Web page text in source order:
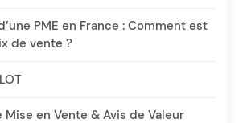
PME en France : Comment est
de vente ?
en Vente & Avis de Valeur